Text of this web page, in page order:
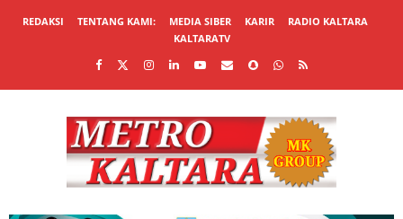
REDAKSI TENTANG KAMI: MEDIA SIBER KARIR
RADIO KALTARA
KALTARATV